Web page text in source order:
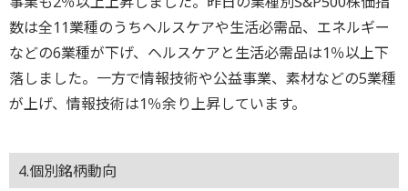
数は全11業種のうちヘルスケアや生活必需品、エネルギー
などの6業種が下げ、ヘルスケアと生活必需品は1％以上下
落しました。一方で情報技術や公益事業、素材などの5業種
が上げ、情報技術は1％余り上昇しています。
4.個別銘柄動向